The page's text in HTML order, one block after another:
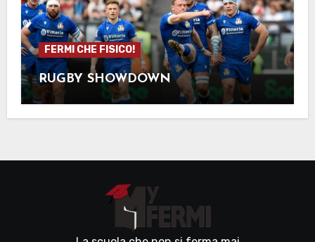
FERMI CHE FISICO!
RUGBY SHOWDOWN